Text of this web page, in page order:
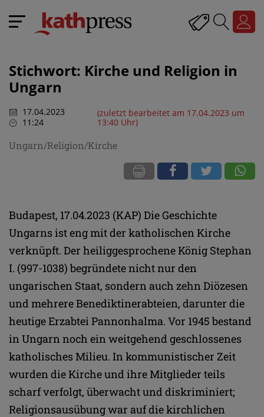
Stichwort: Kirche und Religion in
Ungarn
17.04.2023
11:24
(zuletzt bearbeitet am 17.04.2023 um
13:40 Uhr)
Ungarn/Religion/Kirche
Budapest, 17.04.2023 (KAP) Die Geschichte
Ungarns ist eng mit der katholischen Kirche
verknüpft. Der heiliggesprochene König Stephan
I. (997-1038) begründete nicht nur den
ungarischen Staat, sondern auch zehn Diözesen
und mehrere Benediktinerabteien, darunter die
heutige Erzabtei Pannonhalma. Vor 1945 bestand
in Ungarn noch ein weitgehend geschlossenes
katholisches Milieu. In kommunistischer Zeit
wurden die Kirche und ihre Mitglieder teils
scharf verfolgt, überwacht und diskriminiert;
Religionsausübung war auf die kirchlichen